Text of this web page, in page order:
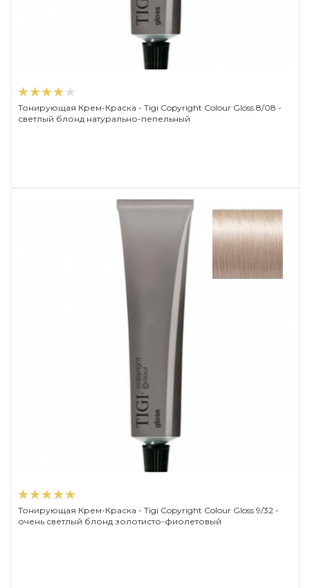
Тонирующая Крем-Краска - Tigi Copyright Сolour Gloss 8/08 -
светлый блонд натурально-пепельный
Тонирующая Крем-Краска - Tigi Copyright Сolour Gloss 9/32 -
очень светлый блонд золотисто-фиолетовый